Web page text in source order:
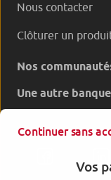
Nous contacter
Clôturer un
Nos
Une autre
Continuer sans
Vos